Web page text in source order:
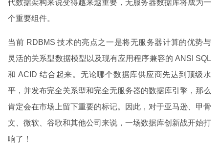
代数据架构来说变得越来越重要，无服务器数据库将成为一
个重要组件。
当前 RDBMS 技术的亮点之一是将无服务器计算的优势与
灵活的关系型数据模型以及现有应用程序兼容的 ANSI SQL
和 ACID 结合起来。无论哪个数据库供应商先达到顶级水
平，并发布完全关系型和完全无服务器的数据库引擎，那么
肯定会在市场上留下重要的标记。因此，对于亚马逊、甲骨
文、微软、谷歌和其他公司来说，一场数据库创新战开始打
响了！